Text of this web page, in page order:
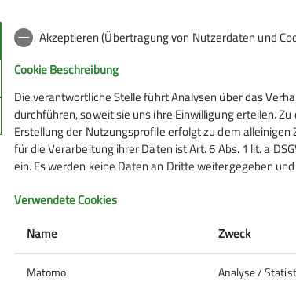
Akzeptieren (Übertragung von Nutzerdaten und
Cookie Beschreibung
Die verantwortliche Stelle führt Analysen über das
durchführen, soweit sie uns ihre Einwilligung erteilen.
Erstellung der Nutzungsprofile erfolgt zu dem
für die Verarbeitung ihrer Daten ist Art. 6 Abs. 1 lit. a
ein. Es werden keine Daten an Dritte weitergegeben
Verwendete Cookies
Name
Zweck
Matomo Analyse /